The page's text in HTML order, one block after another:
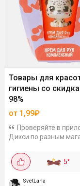
Товары для
гигиены со
98%
от 1,99₽
Проверяйте в
Дикси по разным
отличаться. Это не
просто пример. У вас
разделе...
5°
SvetLana